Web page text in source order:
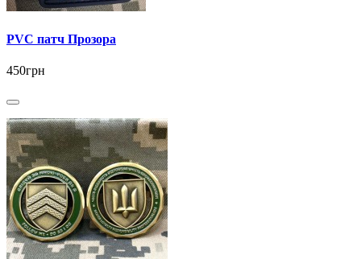
PVC патч Прозора
450грн